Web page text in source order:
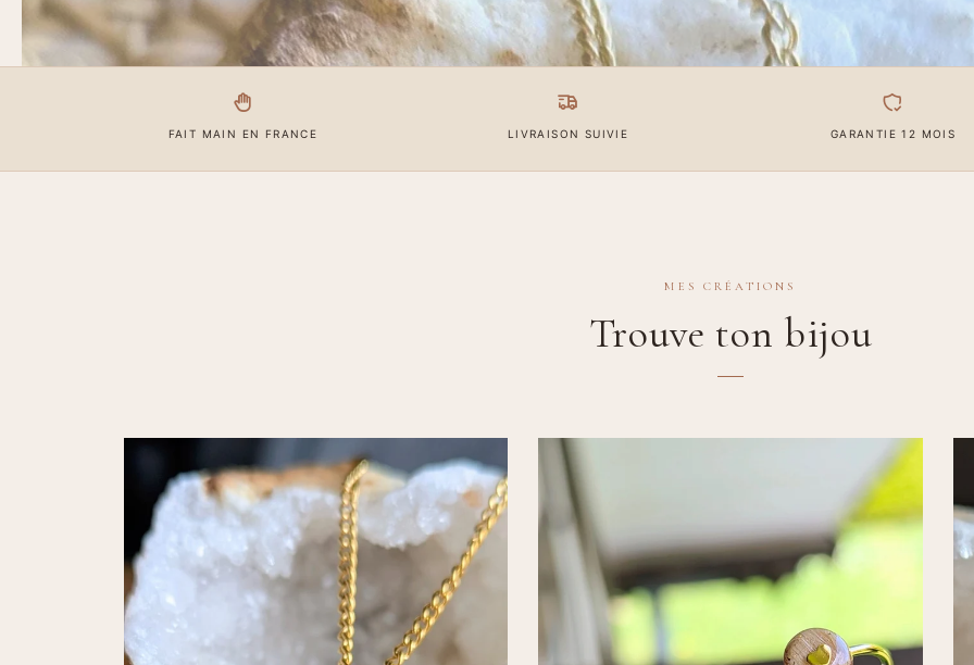
FAIT MAIN EN FRANCE LIVRAISON SUIVIE GARANTIE 12 MOIS
MES CRÉATIONS
Trouve ton bijou